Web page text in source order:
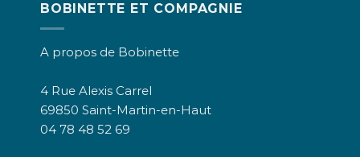
BOBINETTE ET COMPAGNIE
A propos de Bobinette
4 Rue Alexis Carrel
69850 Saint-Martin-en-Haut
04 78 48 52 69